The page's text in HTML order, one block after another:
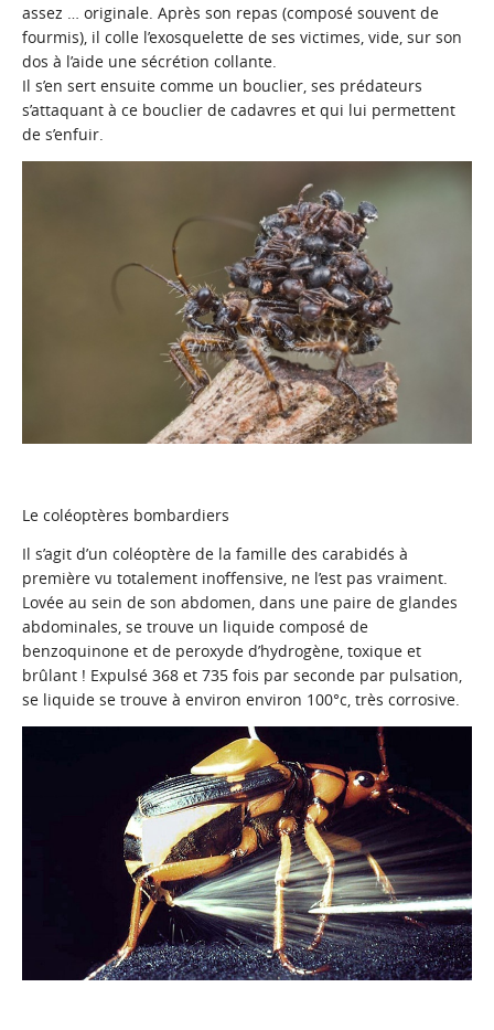
assez … originale. Après son repas (composé souvent de
fourmis), il colle l’exosquelette de ses victimes, vide, sur son
dos à l’aide une sécrétion collante.
Il s’en sert ensuite comme un bouclier, ses prédateurs
s’attaquant à ce bouclier de cadavres et qui lui permettent
de s’enfuir.
Le coléoptères bombardiers
Il s’agit d’un coléoptère de la famille des carabidés à
première vu totalement inoffensive, ne l’est pas vraiment.
Lovée au sein de son abdomen, dans une paire de glandes
abdominales, se trouve un liquide composé de
benzoquinone et de peroxyde d’hydrogène, toxique et
brûlant ! Expulsé 368 et 735 fois par seconde par pulsation,
se liquide se trouve à environ environ 100°c, très corrosive.